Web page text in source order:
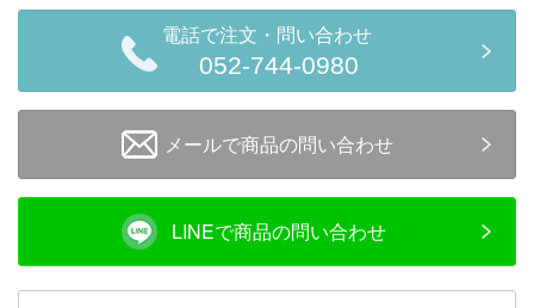
電話で注文・問い合わせ
052-744-0980
メールで商品の問い合わせ
LINEで商品の問い合わせ